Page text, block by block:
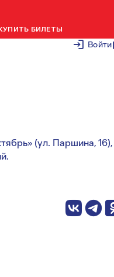
Войти
БИЛЕТЫ
В СРЕДУ
(ул. Паршина, 16),